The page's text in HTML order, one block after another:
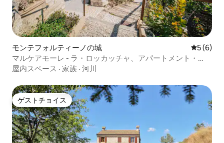
モンテフォルティーノの城 レビュー
5 (6)
マルケアモーレ - ラ・ロッカッチャ、アパートメント・
ラ・シビラ
屋内スペース · 家族 · 河川
ゲストチョイス
ゲストチョイス